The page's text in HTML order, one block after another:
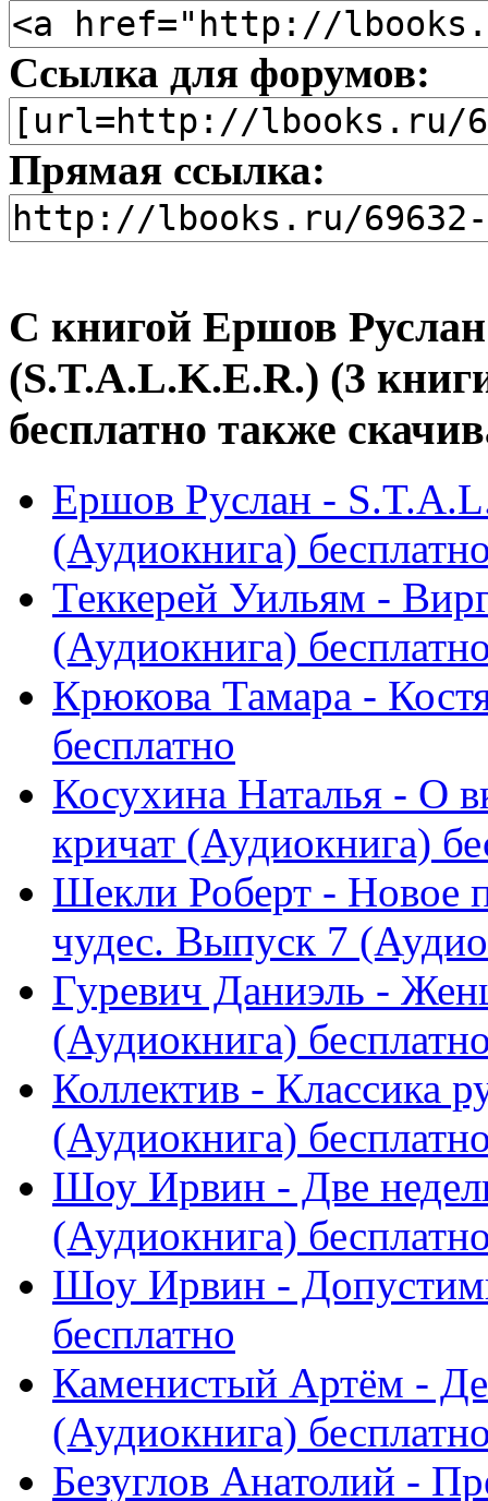
Ссылка для форумов:
Прямая ссылка:
С книгой Ершов
(S.T.A.L.K.E.R.) (3
бесплатно также
Ершов Руслан -
(Аудиокнига)
Теккерей Уильям -
(Аудиокнига)
Крюкова Тамара -
бесплатно
Косухина Наталья - О
кричат (Аудиокнига)
Шекли Роберт - Новое
чудес. Выпуск 7
Гуревич Даниэль -
(Аудиокнига)
Коллектив - Классика
(Аудиокнига)
Шоу Ирвин - Две
(Аудиокнига)
Шоу Ирвин -
бесплатно
Каменистый Артём -
(Аудиокнига)
Безуглов Анатолий -